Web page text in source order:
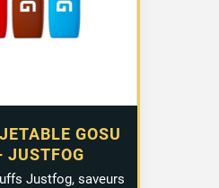
GOSU
JUSTFOG
1,99 €.
Justfog, saveurs